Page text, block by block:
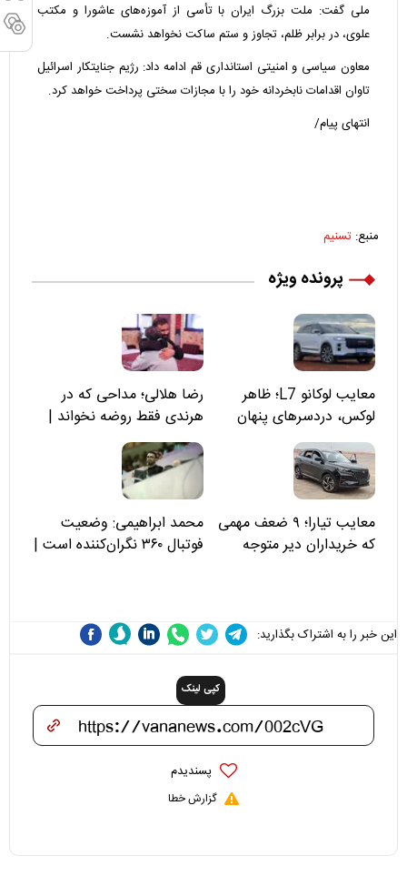
ملی گفت: ملت بزرگ ایران با تأسی از آموزه‌های عاشورا و مکتب
علوی، در برابر ظلم، تجاوز و ستم ساکت نخواهد نشست.
معاون سیاسی و امنیتی استانداری قم ادامه داد: رژیم جنایتکار اسرائیل
تاوان اقدامات نابخردانه خود را با مجازات سختی پرداخت خواهد کرد.
انتهای پیام/
منبع: تسنیم
پرونده ویژه
معایب لوکانو L7؛ ظاهر
لوکس، دردسرهای پنهان
رضا هلالی؛ مداحی که در
هرندی فقط روضه نخواند |
مسئولان «تکیه‌گاه آقا مرتضی
علی(ع)» را جدی‌تر ببینند
معایب تیارا؛ ۹ ضعف مهمی
که خریداران دیر متوجه
محمد ابراهیمی: وضعیت
فوتبال ۳۶۰ نگران‌کننده است |
این خبر را به اشتراک بگذارید:
کپی لینک
پسندیدم
گزارش خطا